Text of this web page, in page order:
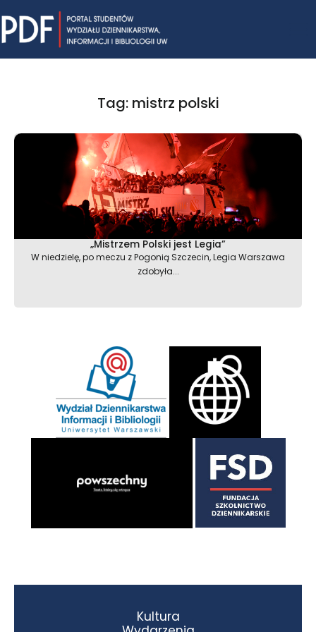
to
content
Tag: mistrz polski
„Mistrzem Polski jest Legia”
W niedzielę, po meczu z Pogonią Szczecin, Legia Warszawa
zdobyła...
Kultura